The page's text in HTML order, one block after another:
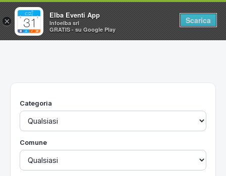
Home
Utilità
Categoria
Comune
×
Elba Eventi App
Infoelba srl
GRATIS - su Google Play
Scarica